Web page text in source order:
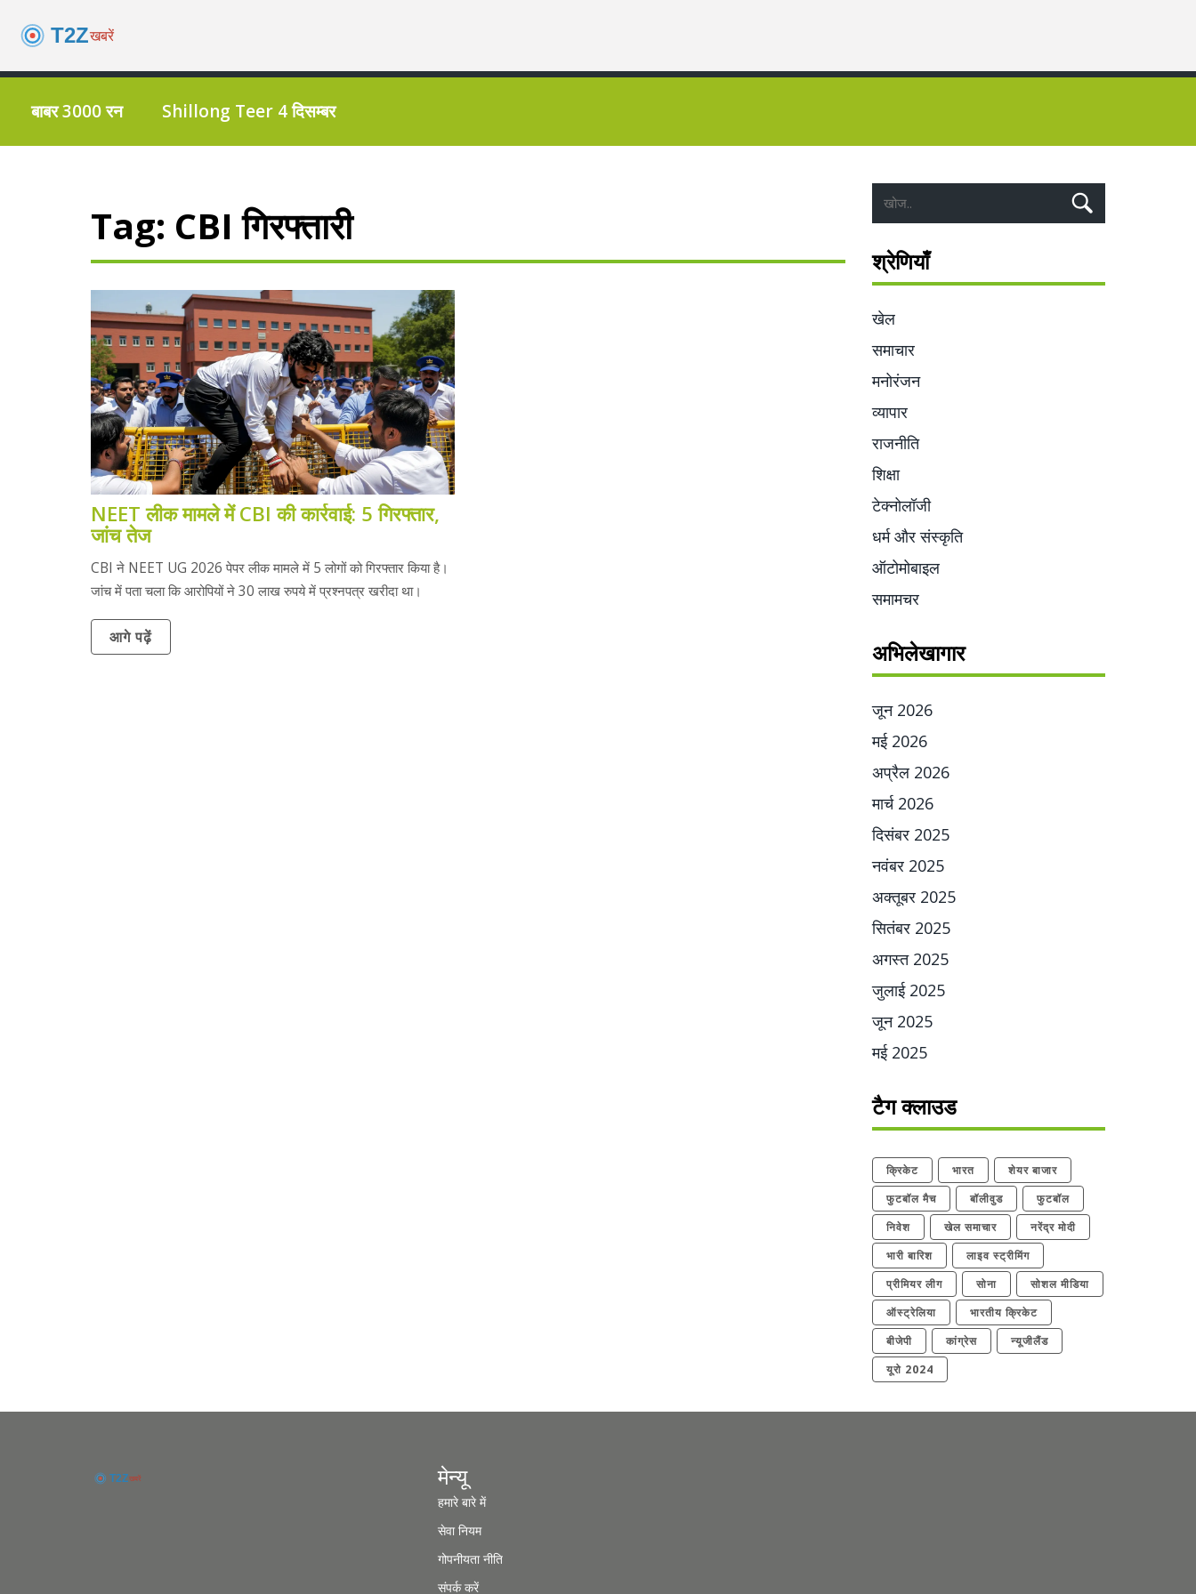
बाबर 3000 रन Shillong Teer 4 दिसम्बर
Tag: CBI गिरफ्तारी
NEET लीक मामले में CBI की कार्रवाई: 5 गिरफ्तार,
जांच तेज
CBI ने NEET UG 2026 पेपर लीक मामले में 5 लोगों को गिरफ्तार किया है।
जांच में पता चला कि आरोपियों ने 30 लाख रुपये में प्रश्नपत्र खरीदा था।
आगे पढ़ें
श्रेणियाँ
खेल
समाचार
मनोरंजन
व्यापार
राजनीति
शिक्षा
टेक्नोलॉजी
धर्म और संस्कृति
ऑटोमोबाइल
समामचर
अभिलेखागार
जून 2026
मई 2026
अप्रैल 2026
मार्च 2026
दिसंबर 2025
नवंबर 2025
अक्तूबर 2025
सितंबर 2025
अगस्त 2025
जुलाई 2025
जून 2025
मई 2025
टैग क्लाउड
क्रिकेट भारत
शेयर बाजार
फुटबॉल मैच
बॉलीवुड
फुटबॉल
निवेश
खेल समाचार
नरेंद्र मोदी
भारी बारिश
लाइव स्ट्रीमिंग
प्रीमियर लीग
सोना
सोशल मीडिया
ऑस्ट्रेलिया
भारतीय क्रिकेट
बीजेपी
कांग्रेस
न्यूजीलैंड
यूरो 2024
मेन्यू
हमारे बारे में
सेवा नियम
गोपनीयता नीति
संपर्क करें